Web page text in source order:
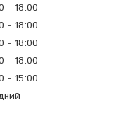
18:00
18:00
18:00
18:00
15:00